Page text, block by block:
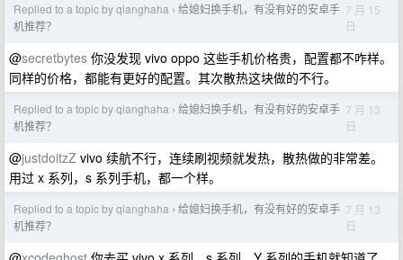
Replied to a topic by qianghaha › 给媳妇换手机，有没有好的安卓手
机推荐？
7 月 15
日
@secretbytes 你没发现 vivo oppo 这些手机价格贵，配置都不咋样。
同样的价格，都能有更好的配置。其次散热这块做的不行。
Replied to a topic by qianghaha › 给媳妇换手机，有没有好的安卓手
机推荐？
7 月 13
日
@justdoitzZ vivo 续航不行，连续刷视频就发热，散热做的非常差。
用过 x 系列，s 系列手机，都一个样。
Replied to a topic by qianghaha › 给媳妇换手机，有没有好的安卓手
机推荐？
7 月 13
日